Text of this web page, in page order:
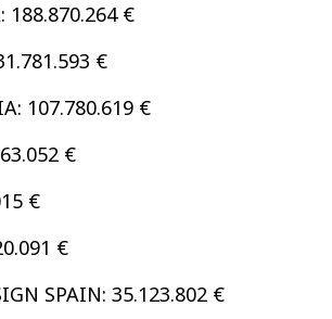
188.870.264 €
€
107.780.619 €
€
€
€
SPAIN: 35.123.802 €